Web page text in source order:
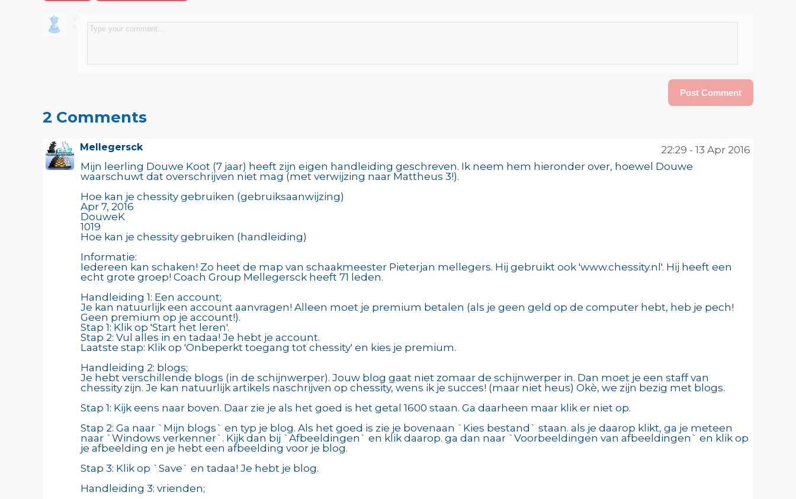
2 Comments
Mellegersck
22:29 - 13 Apr 2016
Mijn leerling Douwe Koot (7 jaar) heeft zijn eigen handleiding geschreven. Ik neem hem hieronder over, hoewel Douwe
waarschuwt dat overschrijven niet mag (met verwijzing naar Mattheus 3!).
Hoe kan je chessity gebruiken (gebruiksaanwijzing)
Apr 7, 2016
DouweK
1019
Hoe kan je chessity gebruiken (handleiding)
Informatie:
Iedereen kan schaken! Zo heet de map van schaakmeester Pieterjan mellegers. Hij gebruikt ook 'www.chessity.nl'. Hij heeft een
echt grote groep! Coach Group Mellegersck heeft 71 leden.
Handleiding 1: Een account;
Je kan natuurlijk een account aanvragen! Alleen moet je premium betalen (als je geen geld op de computer hebt, heb je pech!
Geen premium op je account!).
Stap 1: Klik op 'Start het leren'.
Stap 2: Vul alles in en tadaa! Je hebt je account.
Laatste stap: Klik op 'Onbeperkt toegang tot chessity' en kies je premium.
Handleiding 2: blogs;
Je hebt verschillende blogs (in de schijnwerper). Jouw blog gaat niet zomaar de schijnwerper in. Dan moet je een staff van
chessity zijn. Je kan natuurlijk artikels naschrijven op chessity, wens ik je succes! (maar niet heus) Okè, we zijn bezig met blogs.
Stap 1: Kijk eens naar boven. Daar zie je als het goed is het getal 1600 staan. Ga daarheen maar klik er niet op.
Stap 2: Ga naar `Mijn blogs` en typ je blog. Als het goed is zie je bovenaan `Kies bestand` staan. als je daarop klikt, ga je meteen
naar `Windows verkenner`. Kijk dan bij `Afbeeldingen` en klik daarop. ga dan naar `Voorbeeldingen van afbeeldingen` en klik op
je afbeelding en je hebt een afbeelding voor je blog.
Stap 3: Klik op `Save` en tadaa! Je hebt je blog.
Handleiding 3: vrienden;